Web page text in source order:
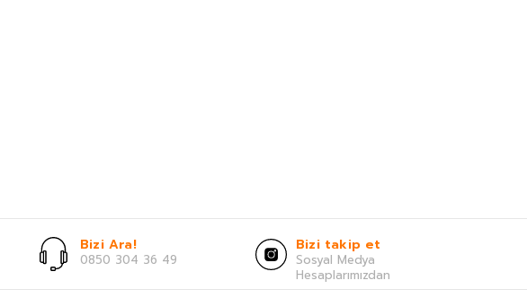
Bizi Ara!
0850 304 36 49
Bizi takip et
Sosyal Medya
Hesaplarımızdan